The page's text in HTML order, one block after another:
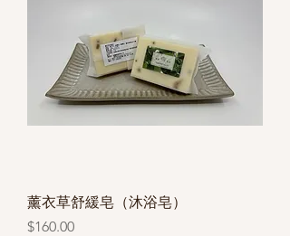
薰衣草舒緩皂（沐浴皂）
價格
$160.00